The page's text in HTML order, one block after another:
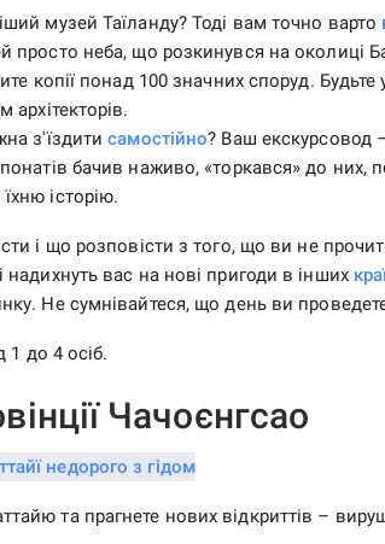
музей Таїланду? Тоді вам точно варто
просто неба, що розкинувся на околиці
копії понад 100 значних споруд.
архітекторів.
з'їздитисамостійно? Ваш екскурсовод
бачив наживо, «торкався» до
історію.
і що розповісти з того, що ви не
вас на нові пригоди в інших
Не сумнівайтеся, що день ви
1 до 4 осіб.
Чачоєнгсао
та прагнете нових відкриттів –